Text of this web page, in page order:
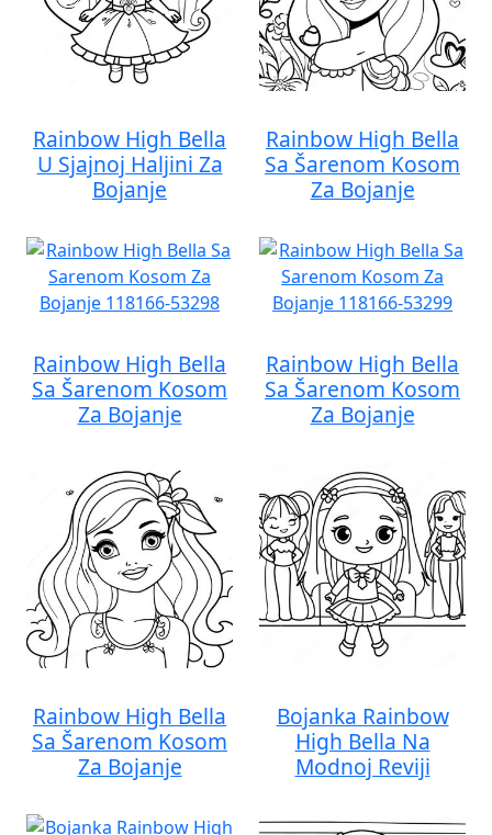
Rainbow High Bella
U Sjajnoj Haljini Za
Bojanje
Rainbow High Bella
Sa Šarenom Kosom
Za Bojanje
Rainbow High Bella
Sa Šarenom Kosom
Za Bojanje
Rainbow High Bella
Sa Šarenom Kosom
Za Bojanje
Rainbow High Bella
Sa Šarenom Kosom
Za Bojanje
Bojanka Rainbow
High Bella Na
Modnoj Reviji